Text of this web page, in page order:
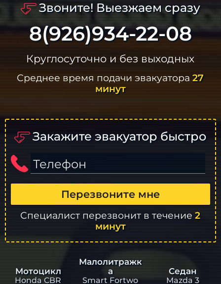
Звоните! Выезжаем сразу
8(926)934-22-08
Круглосуточно и без выходных
Среднее время подачи эвакуатора27
минут
Закажите эвакуатор быстро
Телефон
Перезвоните мне
Специалист перезвонит в течение2
минут
Мотоцикл
Honda CBR
Малолитражк
а
Smart Fortwo
Седан
Mazda 3